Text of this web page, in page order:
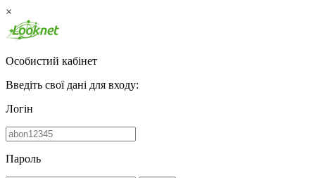
×
Особистий кабінет
Введіть свої дані для входу:
Логін
Пароль